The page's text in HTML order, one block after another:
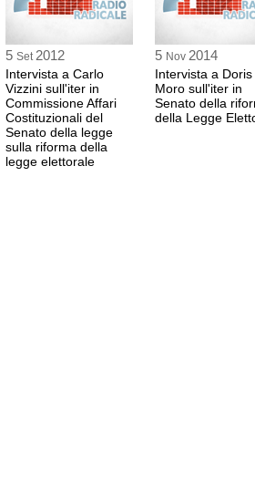
5 Set 2012
Intervista a Carlo
Vizzini sull'iter in
Commissione Affari
Costituzionali del
Senato della legge
sulla riforma della
legge elettorale
5 Nov 2014
Intervista a Doris
Moro sull'iter in
Senato della
della Legge